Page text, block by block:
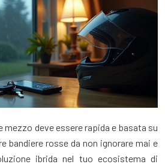
mezzo deve essere rapida e basata su
bandiere rosse da non ignorare mai e
ibrida nel tuo ecosistema di